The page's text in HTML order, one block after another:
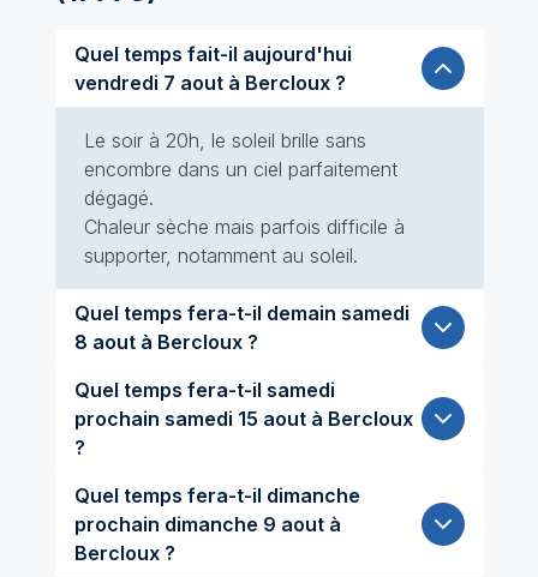
Quel temps fait-il aujourd'hui
vendredi 7 aout à Bercloux ?
Le soir à 20h, le soleil brille sans
encombre dans un ciel parfaitement
dégagé.
Chaleur sèche mais parfois difficile à
supporter, notamment au soleil.
Quel temps fera-t-il demain samedi
8 aout à Bercloux ?
Quel temps fera-t-il samedi
prochain samedi 15 aout à Bercloux
?
Quel temps fera-t-il dimanche
prochain dimanche 9 aout à
Bercloux ?